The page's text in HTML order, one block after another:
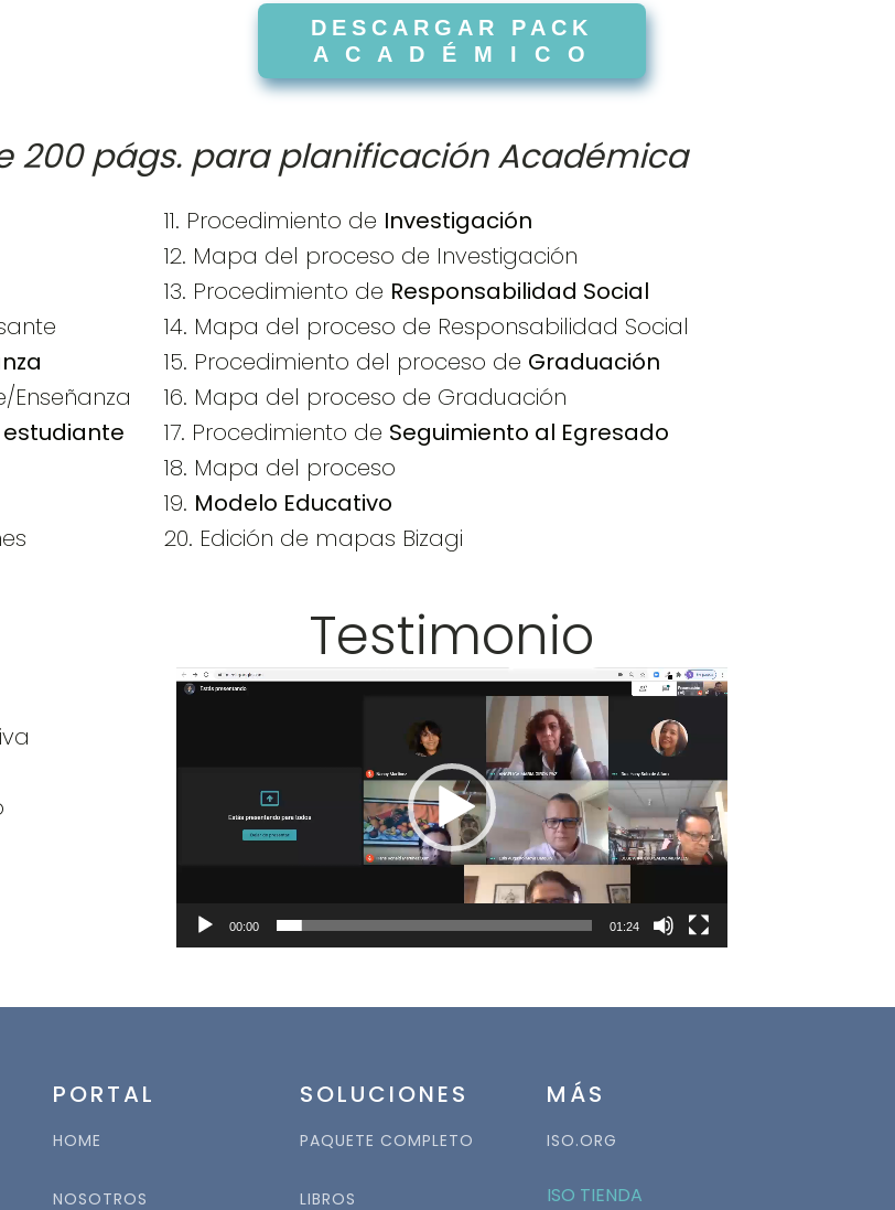
DESCARGAR PACK
A C A D É M I C O
200 págs. para planificación Académica
11. Procedimiento de Investigación
12. Mapa del proceso de Investigación
13. Procedimiento de Responsabilidad Social
14. Mapa del proceso de Responsabilidad Social
15. Procedimiento del proceso de Graduación
16. Mapa del proceso de Graduación
17. Procedimiento de Seguimiento al Egresado
18. Mapa del proceso
19. Modelo Educativo
20. Edición de mapas Bizagi
Testimonio
Reproductor
vídeo
00:00 01:24
PORTAL
HOME
NOSOTROS
SOLUCIONES
PAQUETE COMPLETO
LIBROS
MÁS
ISO.ORG
ISO TIENDA